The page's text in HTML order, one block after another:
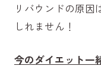
リバウンドの原因
しれません！
今のダイエット一